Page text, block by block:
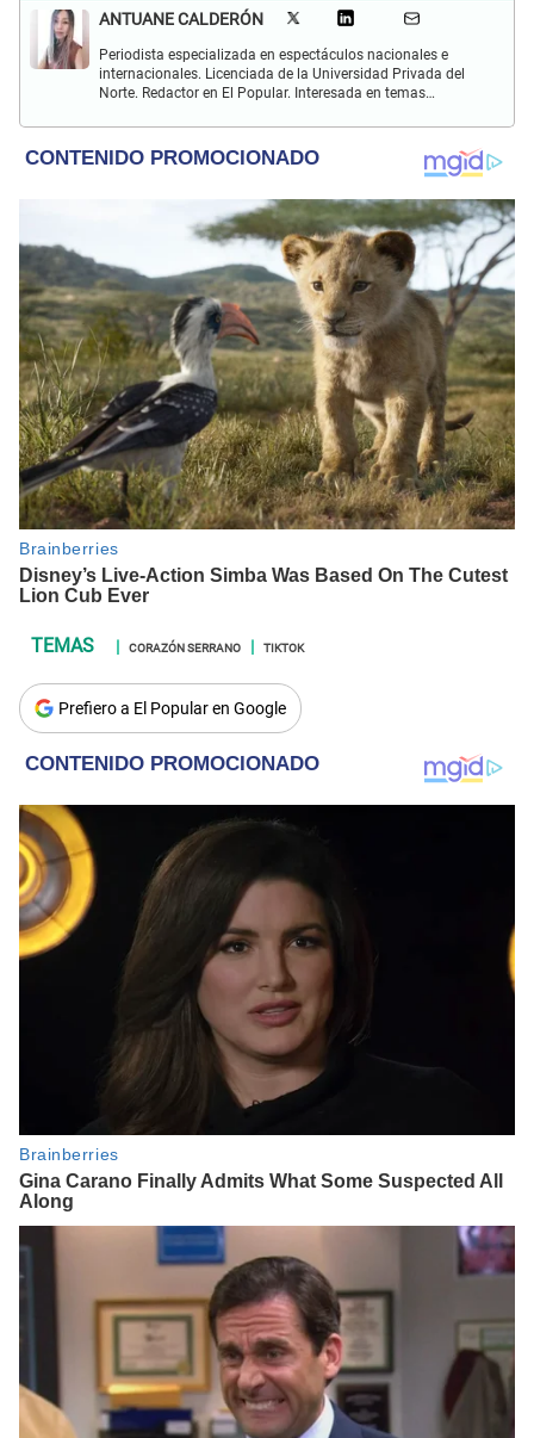
ANTUANE CALDERÓN
Periodista especializada en espectáculos nacionales e
internacionales. Licenciada de la Universidad Privada del
Norte. Redactor en El Popular. Interesada en temas
y televisión.
CORAZÓN SERRANO TIKTOK
Prefiero a El Popular en Google